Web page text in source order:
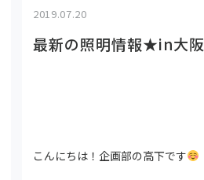
2019.07.20
最新の照明情報★in大阪
こんにちは！企画部の高下です